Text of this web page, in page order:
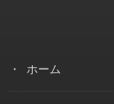
ホーム